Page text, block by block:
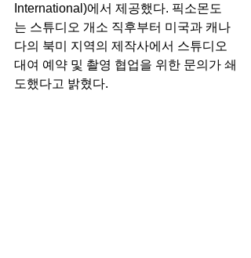
International)에서 제공했다. 픽소몬도
는 스튜디오 개소 직후부터 미국과 캐나
다의 북미 지역의 제작사에서 스튜디오
대여 예약 및 촬영 협업을 위한 문의가 쇄
도했다고 밝혔다.